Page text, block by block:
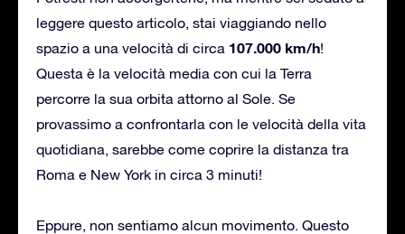
leggere questo articolo, stai viaggiando nello
spazio a una velocità di circa 107.000 km/h!
Questa è la velocità media con cui la Terra
percorre la sua orbita attorno al Sole. Se
provassimo a confrontarla con le velocità della vita
quotidiana, sarebbe come coprire la distanza tra
Roma e New York in circa 3 minuti!
Eppure, non sentiamo alcun movimento. Questo